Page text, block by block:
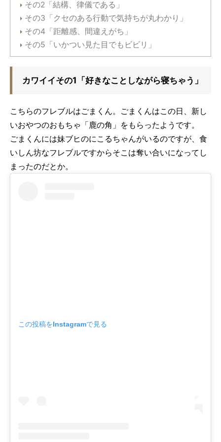
その2「結構、律儀である」
その3「クセのある行動で気持ちが丸わかり」
その4「距離感、間違えがち」
その5「いかつい見た目でもビビリ」
カワイイその1「好きなことしながら寝ちゃう」
こちらのフレブルはごまくん。ごまくんはこの日、新し
いおやつのおもちゃ「鹿の角」をもらったようです。
ごまくんには妹ブヒのにこるちゃんがいるのですが、食
いしん坊なフレブルですからそこは奪い合いになってし
まったのだとか。
この投稿をInstagramで見る